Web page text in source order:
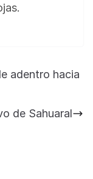
adentro hacia
de Sahuaral